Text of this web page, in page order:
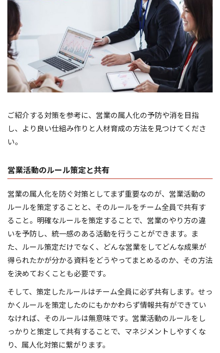
ご紹介する対策を参考に、営業の属人化の予防や消を目指
し、より良い仕組み作りと人材育成の方法を見つけてくださ
い。
営業活動のルール策定と共有
営業の属人化を防ぐ対策としてまず重要なのが、営業活動の
ルールを策定することと、そのルールをチーム全員で共有す
ること。明確なルールを策定することで、営業のやり方の違
いを予防し、統一感のある活動を行うことができます。ま
た、ルール策定だけでなく、どんな営業をしてどんな成果が
得られたかが分かる資料をどうやってまとめるのか、その方法
を決めておくことも必要です。
そして、策定したルールはチーム全員に必ず共有します。せっ
かくルールを策定したのにもかかわらず情報共有ができてい
なければ、そのルールは無意味です。営業活動のルールをし
っかりと策定して共有することで、マネジメントしやすくな
り、属人化対策に繋がります。